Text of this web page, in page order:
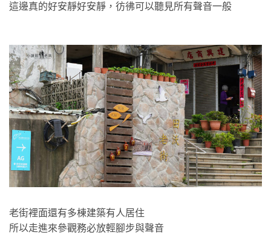
這邊真的好安靜好安靜，彷彿可以聽見所有聲音一般
老街裡面還有多棟建築有人居住
所以走進來參觀務必放輕腳步與聲音